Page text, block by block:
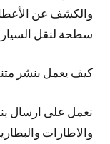
والكشف عن
سطحة لنقل
كيف يعمل بنشر
نعمل على ارسال
والاطارات